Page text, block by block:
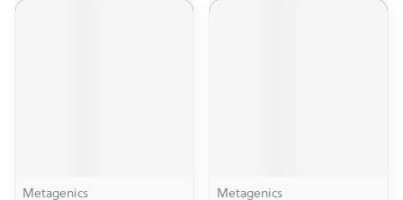
Metagenics Metagenics